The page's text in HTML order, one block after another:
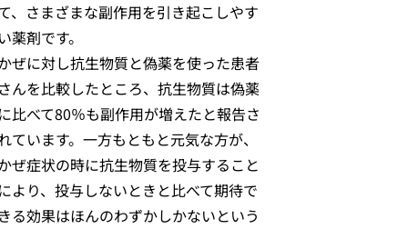
、さまざまな副作用を引き起こしやす
薬剤です。
ぜに対し抗生物質と偽薬を使った患者
んを比較したところ、抗生物質は偽薬
比べて80％も副作用が増えたと報告さ
ています。一方もともと元気な方が、
ぜ症状の時に抗生物質を投与すること
より、投与しないときと比べて期待で
る効果はほんのわずかしかないという